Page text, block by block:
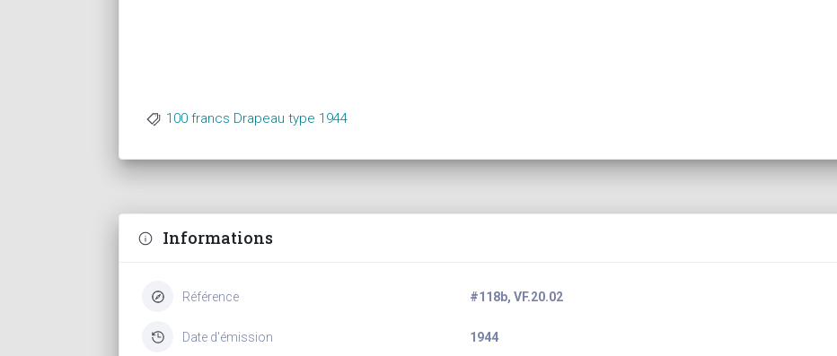
100 francs Drapeau type 1944
Informations
Référence #118b, VF.20.02
Date d'émission 1944